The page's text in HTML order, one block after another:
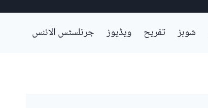
شوبز تفریح ویڈیوز جرنلسٹس الائنس